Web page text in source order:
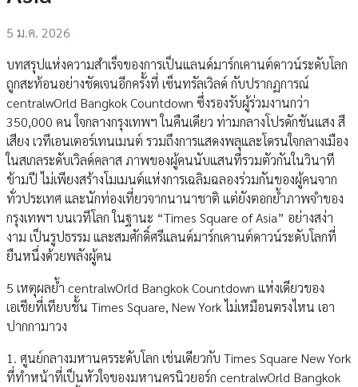
5 ม.ค. 2026
บทสรุปแห่งความสำเร็จของการเป็นแลนด์มาร์กเคานต์ดาวน์ระดับโลก
ถูกสะท้อนอย่างชัดเจนอีกครั้งที่ เซ็นทรัลเวิลด์ กับปรากฏการณ์
centralwOrld Bangkok Countdown ซึ่งรองรับผู้ร่วมงานกว่า
350,000 คน ใจกลางกรุงเทพฯ ในคืนเดียว ท่ามกลางโปรดักชันแสง สี
เสียง เวทีเอนเตอร์เทนเมนต์ รวมถึงการแสดงพลุและโดรนใจกลางเมือง
ในสเกลระดับเวิลด์คลาส ภาพของผู้คนนับแสนที่รวมตัวกันในวินาที
ข้ามปี ไม่เพียงสร้างโมเมนต์แห่งการเฉลิมฉลองร่วมกันของผู้คนจาก
ทั่วประเทศ และนักท่องเที่ยวจากนานาชาติ แต่ยังตอกย้ำภาพจำของ
กรุงเทพฯ บนเวทีโลก ในฐานะ “Times Square of Asia” อย่างสง่า
งาม เป็นรูปธรรม และสมศักดิ์ศรีแลนด์มาร์กเคานต์ดาวน์ระดับโลกที่
ยืนหนึ่งด้วยพลังผู้คน
5 เหตุผลย้ำ centralwOrld Bangkok Countdown แห่งเดียวของ
เอเชียที่เทียบชั้น Times Square, New York ไม่เหมือนตรงไหน เอา
ปากกามาวง
1. ศูนย์กลางมหานครระดับโลก เช่นเดียวกับ Times Square New York
ที่ทำหน้าที่เป็นหัวใจของมหานครนิวยอร์ก centralwOrld Bangkok